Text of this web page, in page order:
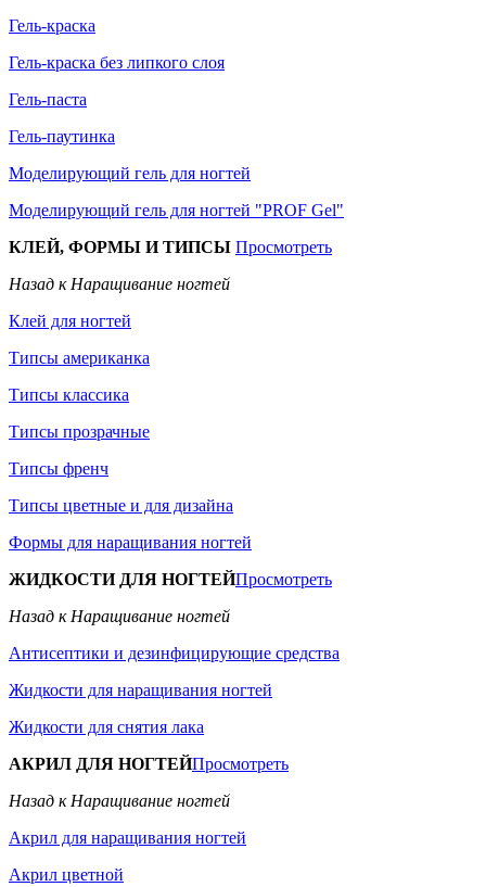
Гель-краска
Гель-краска без липкого слоя
Гель-паста
Гель-паутинка
Моделирующий гель для ногтей
Моделирующий гель для ногтей "PROF Gel"
КЛЕЙ, ФОРМЫ И ТИПСЫ Просмотреть
Назад к Наращивание ногтей
Клей для ногтей
Типсы американка
Типсы классика
Типсы прозрачные
Типсы френч
Типсы цветные и для дизайна
Формы для наращивания ногтей
ЖИДКОСТИ ДЛЯ НОГТЕЙПросмотреть
Назад к Наращивание ногтей
Антисептики и дезинфицирующие средства
Жидкости для наращивания ногтей
Жидкости для снятия лака
АКРИЛ ДЛЯ НОГТЕЙПросмотреть
Назад к Наращивание ногтей
Акрил для наращивания ногтей
Акрил цветной